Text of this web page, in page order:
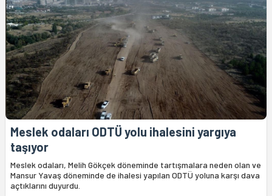
Meslek odaları ODTÜ yolu ihalesini yargıya
taşıyor
Meslek odaları, Melih Gökçek döneminde tartışmalara neden olan ve
Mansur Yavaş döneminde de ihalesi yapılan ODTÜ yoluna karşı dava
açtıklarını duyurdu.